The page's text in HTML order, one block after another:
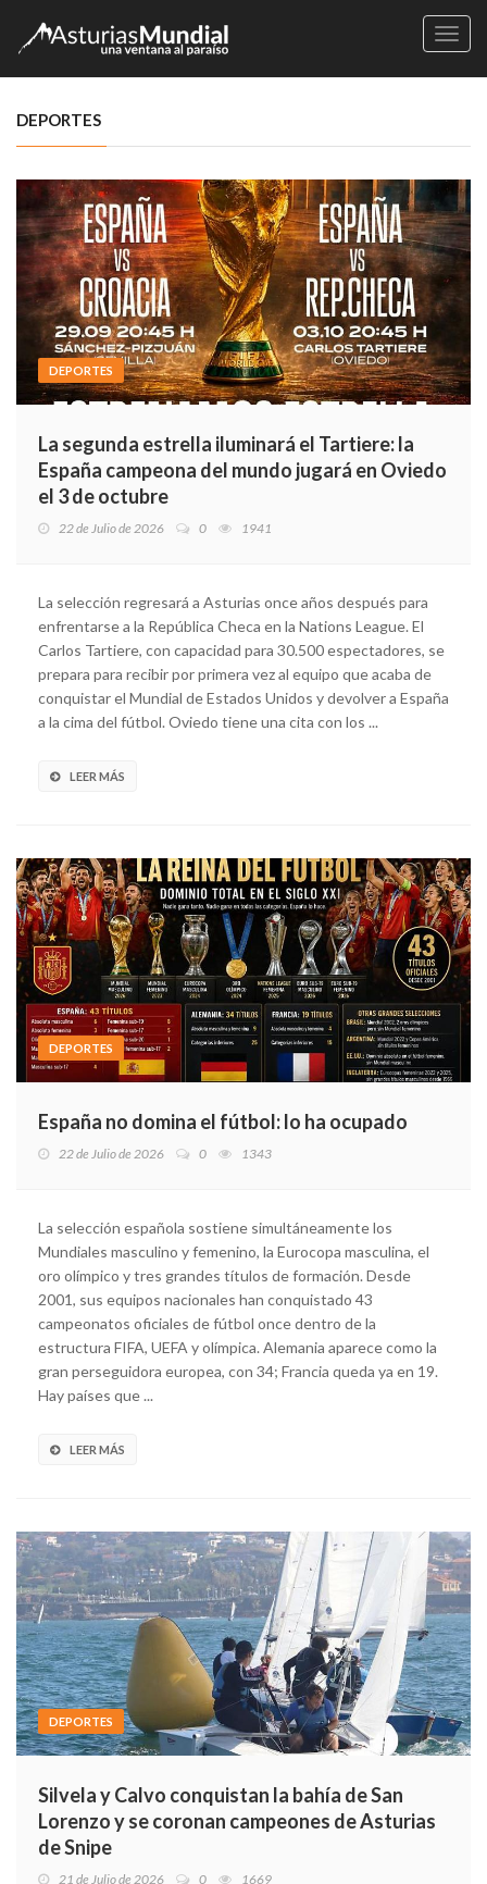
DEPORTES
DEPORTES
La segunda estrella iluminará el Tartiere: la
España campeona del mundo jugará en Oviedo
el 3 de octubre
22 de Julio de 2026 0 1941
La selección regresará a Asturias once años después para
enfrentarse a la República Checa en la Nations League. El
Carlos Tartiere, con capacidad para 30.500 espectadores, se
prepara para recibir por primera vez al equipo que acaba de
conquistar el Mundial de Estados Unidos y devolver a España
a la cima del fútbol. Oviedo tiene una cita con los ...
LEER MÁS
DEPORTES
España no domina el fútbol: lo ha ocupado
22 de Julio de 2026 0 1343
La selección española sostiene simultáneamente los
Mundiales masculino y femenino, la Eurocopa masculina, el
oro olímpico y tres grandes títulos de formación. Desde
2001, sus equipos nacionales han conquistado 43
campeonatos oficiales de fútbol once dentro de la
estructura FIFA, UEFA y olímpica. Alemania aparece como la
gran perseguidora europea, con 34; Francia queda ya en 19.
Hay países que ...
LEER MÁS
DEPORTES
Silvela y Calvo conquistan la bahía de San
Lorenzo y se coronan campeones de Asturias
de Snipe
21 de Julio de 2026 0 1669